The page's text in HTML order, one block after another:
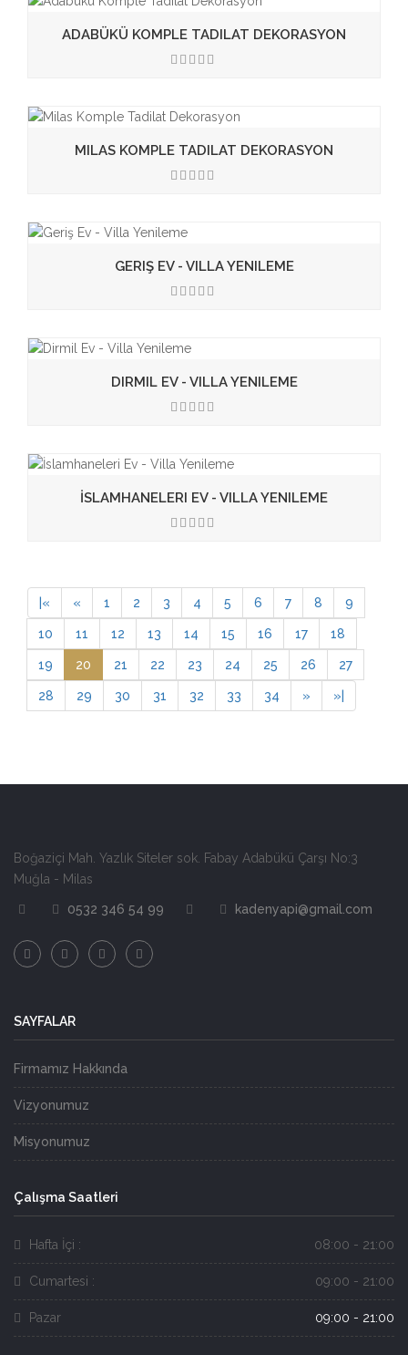
ADABÜKÜ KOMPLE TADILAT DEKORASYON
MILAS KOMPLE TADILAT DEKORASYON
GERIŞ EV - VILLA YENILEME
DIRMIL EV - VILLA YENILEME
İSLAMHANELERI EV - VILLA YENILEME
« « 1 2 3 4 5 6 7 8 9
10 11 12 13 14 15 16 17 18
19 20 21 22 23 24 25 26 27
28 29 30 31 32 33 34 » »
Boğaziçi Mah. Yazlık Siteler sok. Fabay Adabükü Çarşı No:3
Muğla - Milas
0532 346 54 99 kadenyapi@gmail.com
SAYFALAR
Firmamız Hakkında
Vizyonumuz
Misyonumuz
Çalışma Saatleri
Hafta İçi : 08:00 - 21:00
Cumartesi : 09:00 - 21:00
Pazar 09:00 - 21:00